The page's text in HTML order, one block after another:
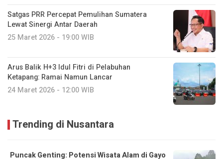
Satgas PRR Percepat Pemulihan Sumatera
Lewat Sinergi Antar Daerah
25 Maret 2026 - 19:00 WIB
Arus Balik H+3 Idul Fitri di Pelabuhan
Ketapang: Ramai Namun Lancar
24 Maret 2026 - 12:00 WIB
Trending di Nusantara
Puncak Genting: Potensi Wisata Alam di Gayo